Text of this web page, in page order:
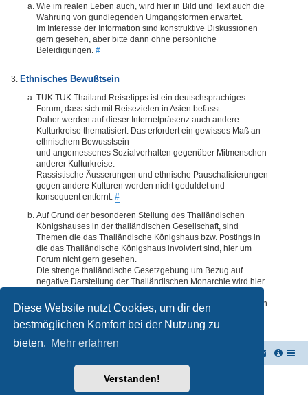
Diese Website nutzt Cookies, um dir den
bestmöglichen Komfort bei der Nutzung zu
bieten. Mehr erfahren
Verstanden!
Wie im realen Leben auch, wird hier in Bild und Text auch die
Wahrung von gundlegenden Umgangsformen erwartet.
Im Interesse der Information sind konstruktive Diskussionen
gern gesehen, aber bitte dann ohne persönliche
Beleidigungen. #
Ethnisches Bewußtsein
TUK TUK Thailand Reisetipps ist ein deutschsprachiges
Forum, dass sich mit Reisezielen in Asien befasst.
Daher werden auf dieser Internetpräsenz auch andere
Kulturkreise thematisiert. Das erfordert ein gewisses Maß an
ethnischem Bewusstsein
und angemessenes Sozialverhalten gegenüber Mitmenschen
anderer Kulturkreise.
Rassistische Äusserungen und ethnische Pauschalisierungen
gegen andere Kulturen werden nicht geduldet und
konsequent entfernt. #
Auf Grund der besonderen Stellung des Thailändischen
Königshauses in der thailändischen Gesellschaft, sind
Themen die das Thailändische Königshaus bzw. Postings in
die das Thailändische Königshaus involviert sind, hier um
Forum nicht gern gesehen.
Die strenge thailändische Gesetzgebung um Bezug auf
negative Darstellung der Thailändischen Monarchie wird hier
deren Inhalte diesbezüglich auch nur ansatzweise bedenklich
erscheinen, kommentarlos entfernt. #
Powered byphpBB® Forum Software © phpBB Limited
Deutsche Übersetzung durchphpBB.de